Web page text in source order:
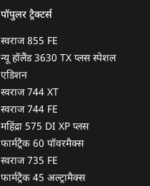
पॉपुलर ट्रैक्टर्स
स्वराज 855 FE
न्यू हॉलैंड 3630 TX प्लस स्पेशल
एडिशन
स्वराज 744 XT
स्वराज 744 FE
महिंद्रा 575 DI XP प्लस
फार्मट्रैक 60 पॉवरमैक्स
स्वराज 735 FE
फार्मट्रैक 45 अल्ट्रामैक्स